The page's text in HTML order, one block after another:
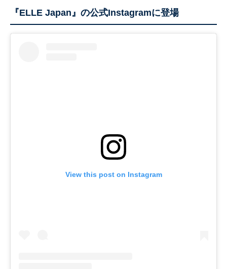
『ELLE Japan』の公式Instagramに登場
View this post on Instagram